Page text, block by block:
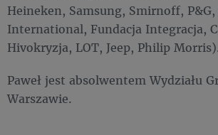
Heineken, Samsung, Smirnoff,
International, Fundacja Integracja,
Hivokryzja, LOT, Jeep, Philip
Paweł jest absolwentem Wydziału
Warszawie.